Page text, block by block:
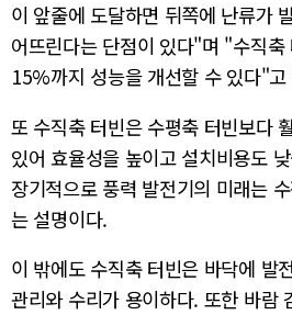
이 앞줄에 도달하면 뒤쪽에 난류가
어뜨린다는 단점이 있다"며 "수직축
15%까지 성능을 개선할 수 있다"고
또 수직축 터빈은 수평축 터빈보다
있어 효율성을 높이고 설치비용도
장기적으로 풍력 발전기의 미래는
는 설명이다.
이 밖에도 수직축 터빈은 바닥에 발
관리와 수리가 용이하다. 또한 바람